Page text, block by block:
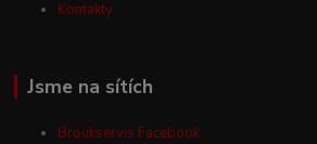
Kontakty
Jsme na sítích
Broukservis Facebook